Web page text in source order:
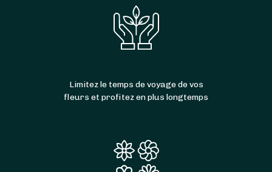
Limitez le temps de voyage de vos
fleurs et profitez en plus longtemps